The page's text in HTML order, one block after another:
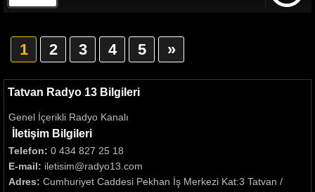
1 2 3 4 5 »
Tatvan Radyo 13 Bilgileri
Genel İçerikli Radyo Kanalı
İletişim Bilgileri
Telefon: 0 434 827 25 18
E-mail: iletisim@radyo13.com
Adres: Cumhuriyet Caddesi Pekhan İş Merkezi Kat:3 Tatvan /